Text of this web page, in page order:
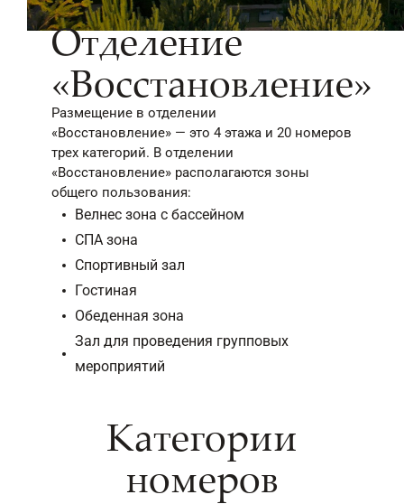
Отделение
«Восстановление»
Размещение в отделении
«Восстановление» — это 4 этажа и 20 номеров
трех категорий. В отделении
«Восстановление» располагаются зоны
общего пользования:
Велнес зона с бассейном
СПА зона
Спортивный зал
Гостиная
Обеденная зона
Зал для проведения групповых
мероприятий
Категории
номеров